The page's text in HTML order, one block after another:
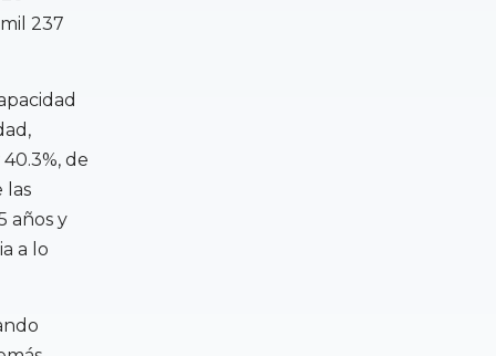
237
de
las
años y
a lo